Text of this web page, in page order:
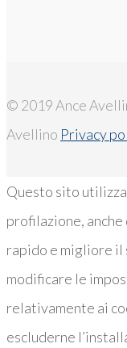
© 2019 Ance
Avellino Privacy
Questo sito
profilazione,
rapido e migliore il
modificare le
relativamente ai
escluderne